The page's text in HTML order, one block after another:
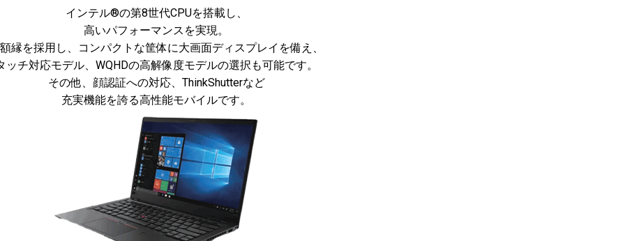
インテル®の第8世代CPUを搭載し、
高いパフォーマンスを実現。
縁を採用し、コンパクトな筐体に大画面ディスプレイを備え、
ッチ対応モデル、WQHDの高解像度モデルの選択も可能です。
その他、顔認証への対応、ThinkShutterなど
充実機能を誇る高性能モバイルです。